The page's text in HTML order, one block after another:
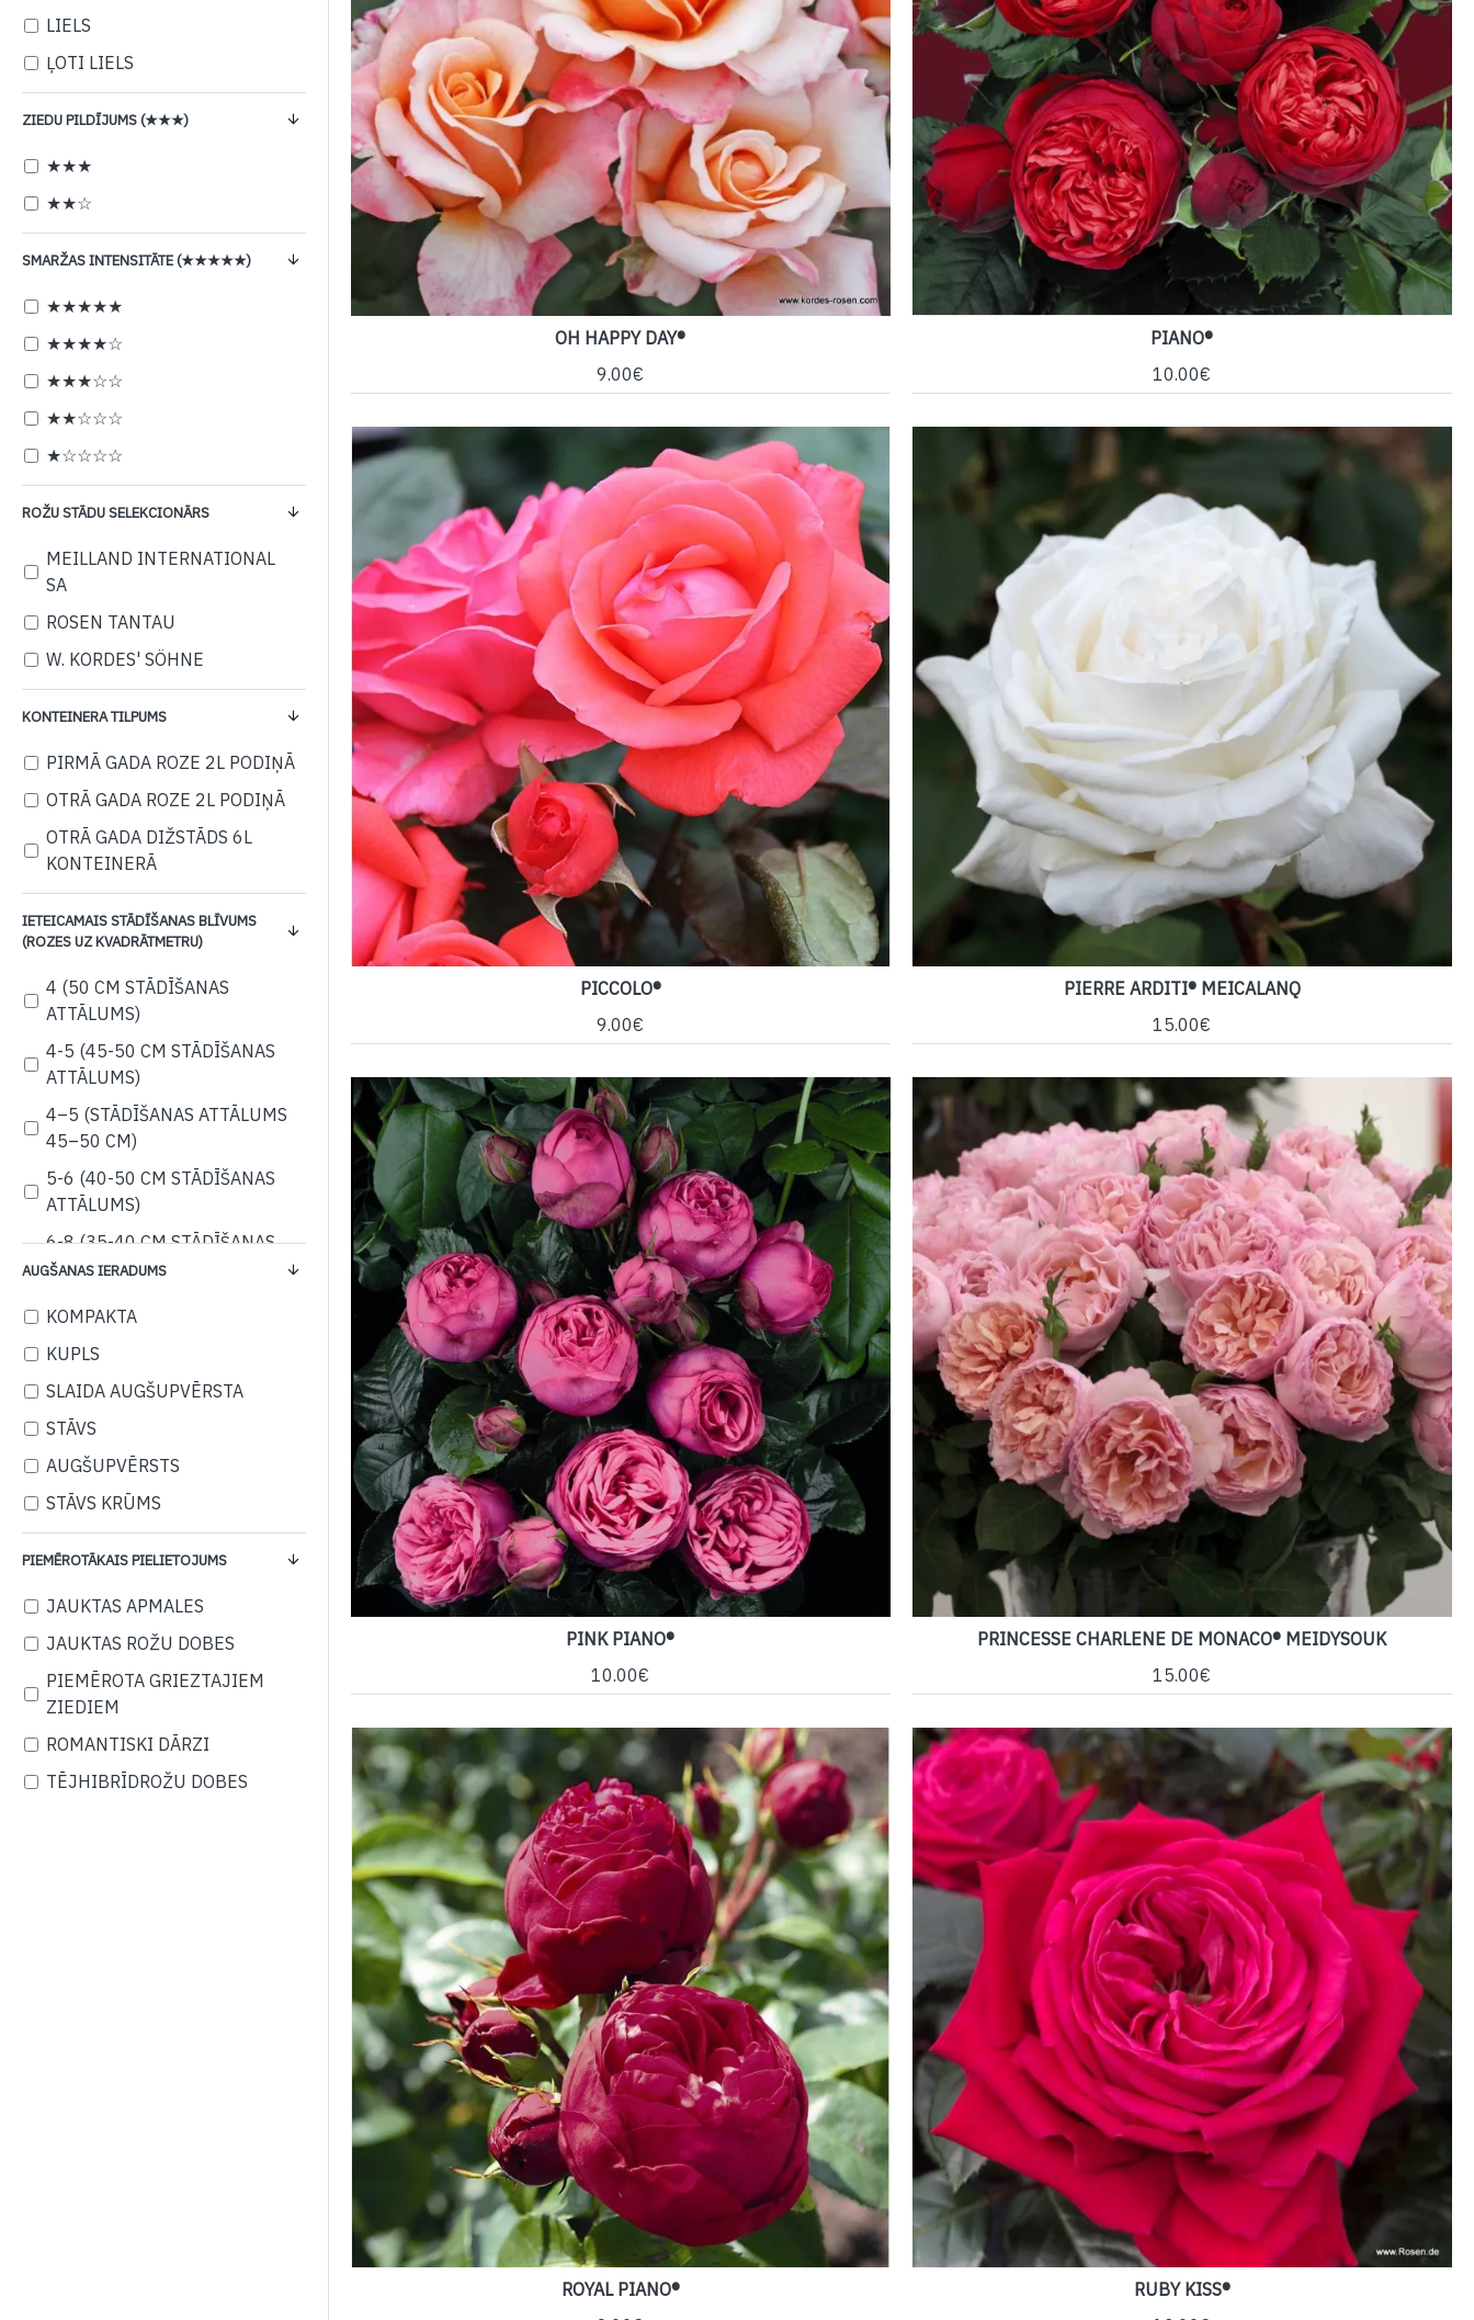
IETEICAMAIS STĀDĪŠANAS BLĪVUMS
(ROZES UZ KVADRĀTMETRU)
4 (50 CM STĀDĪŠANAS
ATTĀLUMS)
4-5 (45-50 CM STĀDĪŠANAS
ATTĀLUMS)
4–5 (STĀDĪŠANAS ATTĀLUMS
45–50 CM)
5-6 (40-50 CM STĀDĪŠANAS
ATTĀLUMS)
6-8 (35-40 CM STĀDĪŠANAS
ATTĀLUMS)
AUGŠANAS IERADUMS
KOMPAKTA
KUPLS
SLAIDA AUGŠUPVĒRSTA
STĀVS
AUGŠUPVĒRSTS
STĀVS KRŪMS
PIEMĒROTĀKAIS PIELIETOJUMS
JAUKTAS APMALES
JAUKTAS ROŽU DOBES
PIEMĒROTA GRIEZTAJIEM
ZIEDIEM
ROMANTISKI DĀRZI
TĒJHIBRĪDROŽU DOBES
ROŽU STĀDU SELEKCIONĀRS
MEILLAND INTERNATIONAL
SA
ROSEN TANTAU
W. KORDES' SÖHNE
ZIEDU PILDĪJUMS (★★★)
★★★
★★☆
SMARŽAS INTENSITĀTE (★★★★★)
★★★★★
★★★★☆
★★★☆☆
★★☆☆☆
★☆☆☆☆
KONTEINERA TILPUMS
PIRMĀ GADA ROZE 2L PODIŅĀ
OTRĀ GADA ROZE 2L PODIŅĀ
OTRĀ GADA DIŽSTĀDS 6L
KONTEINERĀ
LIELS
ĻOTI LIELS
OH HAPPY DAY®
9.00€
PIANO®
10.00€
PICCOLO®
9.00€
PIERRE ARDITI® MEICALANQ
15.00€
PINK PIANO®
10.00€
PRINCESSE CHARLENE DE MONACO® MEIDYSOUK
15.00€
ROYAL PIANO®
RUBY KISS®